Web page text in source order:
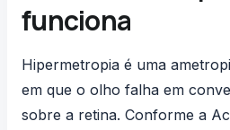
funciona
Hipermetropia é uma
em que o olho falha em
sobre a retina. Conforme a